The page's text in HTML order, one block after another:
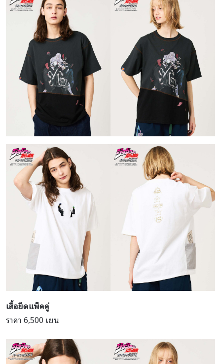
เสื้อยืดแพ็คคู่
ราคา 6,500 เยน